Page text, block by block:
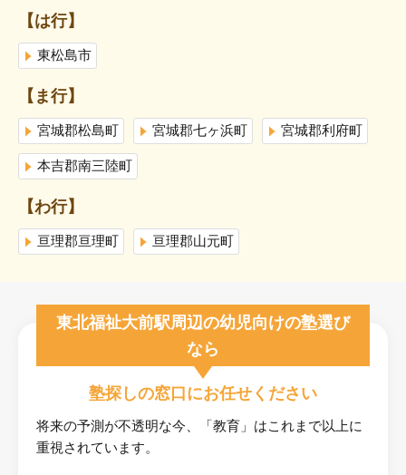
【は行】
東松島市
【ま行】
宮城郡松島町 宮城郡七ヶ浜町 宮城郡利府町
本吉郡南三陸町
【わ行】
亘理郡亘理町 亘理郡山元町
東北福祉大前駅周辺の幼児向けの塾選び
なら
塾探しの窓口にお任せください
将来の予測が不透明な今、「教育」はこれまで以上に
重視されています。